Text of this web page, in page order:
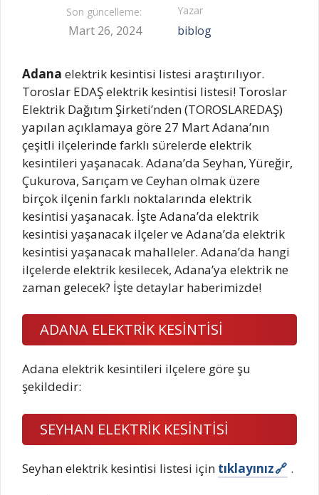
Son güncelleme:
Mart 26, 2024
Yazar
biblog
Adana elektrik kesintisi listesi araştırılıyor.
Toroslar EDAŞ elektrik kesintisi listesi! Toroslar
Elektrik Dağıtım Şirketi’nden (TOROSLAREDAŞ)
yapılan açıklamaya göre 27 Mart Adana’nın
çeşitli ilçelerinde farklı sürelerde elektrik
kesintileri yaşanacak. Adana’da Seyhan, Yüreğir,
Çukurova, Sarıçam ve Ceyhan olmak üzere
birçok ilçenin farklı noktalarında elektrik
kesintisi yaşanacak. İşte Adana’da elektrik
kesintisi yaşanacak ilçeler ve Adana’da elektrik
kesintisi yaşanacak mahalleler. Adana’da hangi
ilçelerde elektrik kesilecek, Adana’ya elektrik ne
zaman gelecek? İşte detaylar haberimizde!
ADANA ELEKTRİK KESİNTİSİ
Adana elektrik kesintileri ilçelere göre şu
şekildedir:
SEYHAN ELEKTRİK KESİNTİSİ
Seyhan elektrik kesintisi listesi için tıklayınız .